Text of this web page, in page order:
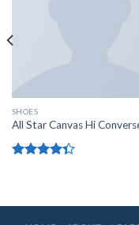
SHOES
All Star Canvas Hi